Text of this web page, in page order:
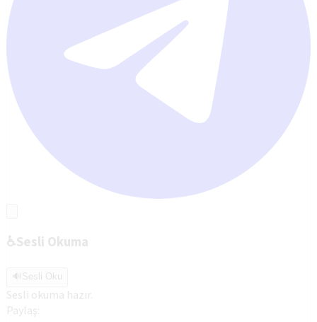
♿Sesli Okuma
🔊 Sesli Oku
Sesli okuma hazır.
Paylaş: